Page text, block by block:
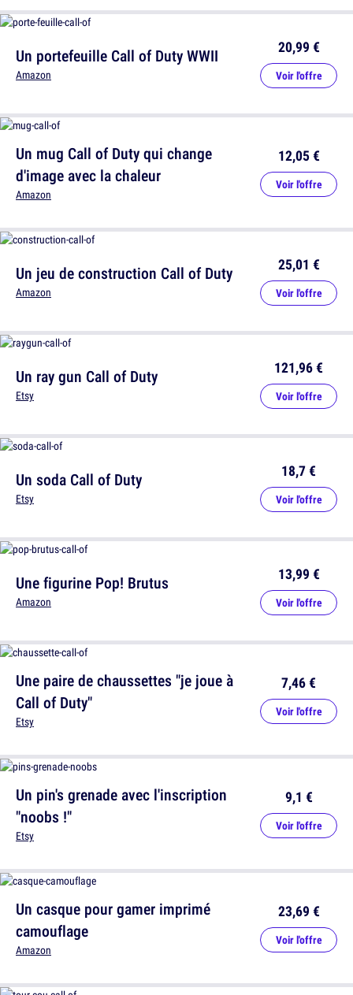
Un portefeuille Call of Duty WWII
Amazon
20,99 €
Voir l'offre
Un jeu de construction Call of Duty
Amazon
25,01 €
Voir l'offre
Un soda Call of Duty
Etsy
18,7 €
Voir l'offre
Une paire de chaussettes "je joue à
Call of Duty"
Etsy
7,46 €
Voir l'offre
Un casque pour gamer imprimé
camouflage
Amazon
23,69 €
Voir l'offre
Un mug Call of Duty qui change
d'image avec la chaleur
Amazon
12,05 €
Voir l'offre
Un ray gun Call of Duty
Etsy
121,96 €
Voir l'offre
Une figurine Pop! Brutus
Amazon
13,99 €
Voir l'offre
Un pin's grenade avec l'inscription
"noobs !"
Etsy
9,1 €
Voir l'offre